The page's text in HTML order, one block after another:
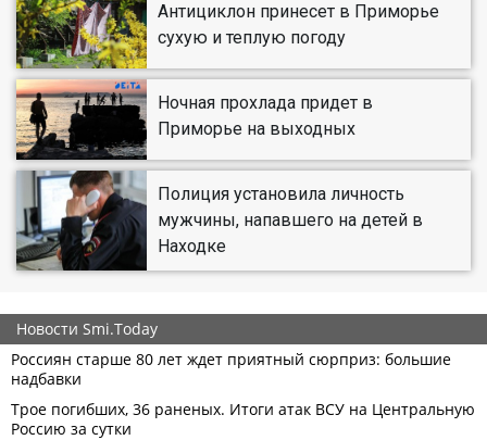
Антициклон принесет в Приморье
сухую и теплую погоду
Ночная прохлада придет в
Приморье на выходных
Полиция установила личность
мужчины, напавшего на детей в
Находке